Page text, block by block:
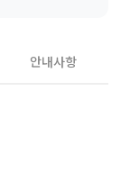
안내사항